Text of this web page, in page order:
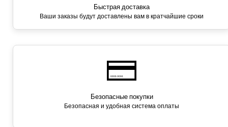
Быстрая доставка
Ваши заказы будут доставлены вам в кратчайшие сроки
Безопасные покупки
Безопасная и удобная система оплаты